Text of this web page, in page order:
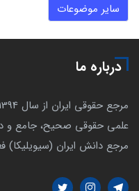
سایر موضوعات
درباره ما
علمی حقوقی صحیح، جامع و
مرجع دانش ایران (سیویلیکا)